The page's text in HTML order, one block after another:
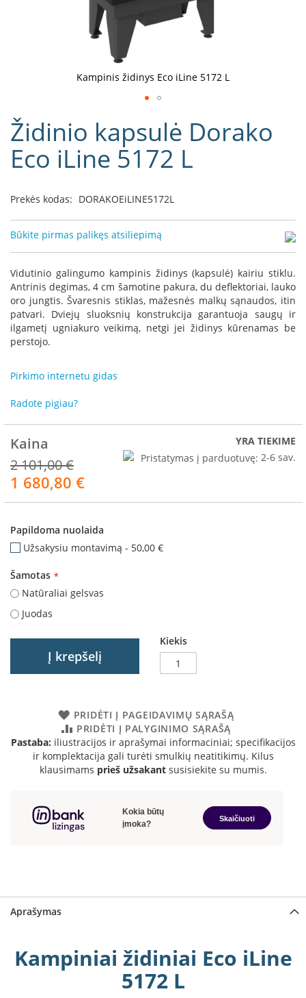
i
n
e
a
f
r
o
m
e
R
o
m
o
p
a
t
h
r
I
v
c
t
g
W
ø
o
n
Židinio kapsulė Dorako
Eco iLine 5172 L
Prekės kodas: DORAKOEiLINE5172L
Būkite pirmas palikęs atsiliepimą
Vidutinio galingumo kampinis židinys (kapsulė) kairiu stiklu.
Antrinis degimas, 4 cm šamotine pakura, du deflektoriai, lauko
oro jungtis. Švaresnis stiklas, mažesnės malkų sąnaudos, itin
patvari. Dviejų sluoksnių konstrukcija garantuoja saugų ir
ilgametį ugniakuro veikimą, netgi jei židinys kūrenamas be
perstojo.
Pirkimo internetu gidas
Radote pigiau?
Kaina
2 101,00 €
Akcija
1 680,80 €
YRA TIEKIME
Pristatymas į parduotuvę: 2-6 sav.
Papildoma nuolaida
Užsakysiu montavimą - 50,00 €
Šamotas
Natūraliai gelsvas
Juodas
Kiekis
Į krepšelį
PRIDĖTI Į PAGEIDAVIMŲ SĄRAŠĄ
PRIDĖTI Į PALYGINIMO SĄRAŠĄ
Pastaba: iliustracijos ir aprašymai informaciniai; specifikacijos
ir komplektacija gali turėti smulkių neatitikimų. Kilus
klausimams prieš užsakantsusisiekite su mumis.
Kampinis židinys Eco iLine 5172 L
į
galerijos
paradžią
Aprašymas
Kampiniai židiniai Eco iLine
5172 L